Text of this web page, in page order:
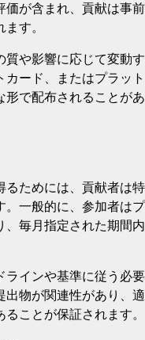
価が含まれ、貢献は事前
す。
質や影響に応じて変動す
ード、またはプラット
形で配布されることがあ
るためには、貢献者は特
。一般的に、参加者はプ
、毎月指定された期間内
ラインや基準に従う必要
出物が関連性があり、適
ことが保証されます。